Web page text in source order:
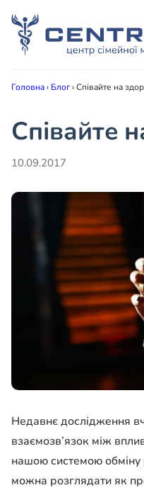
Головна› Блог›Співайте на
Співайте
10.09.2017
Недавнє дослідження
взаємозв’язок між
нашою системою обміну
можна розглядати як